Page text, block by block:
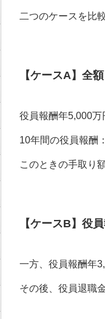
二つのケースを比
【ケースA】全
役員報酬年5,000万
10年間の役員報酬
このときの手取り
【ケースB】役
一方、役員報酬年
その後、役員退職